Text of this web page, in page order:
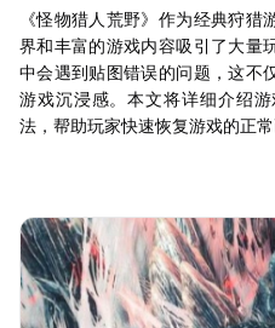
《怪物猎人荒野》作为经典狩
界和丰富的游戏内容吸引了大量
中会遇到贴图错误的问题，这不
游戏沉浸感。本文将详细介绍
法，帮助玩家快速恢复游戏的正常